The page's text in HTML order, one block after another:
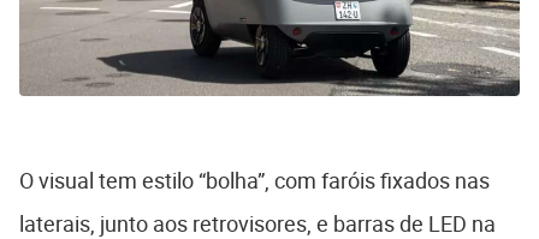
O visual tem estilo “bolha”, com faróis fixados nas
laterais, junto aos retrovisores, e barras de LED na